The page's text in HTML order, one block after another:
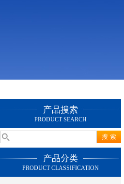
产品搜索
PRODUCT SEARCH
产品分类
PRODUCT CLASSIFICATION